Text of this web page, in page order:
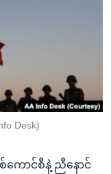
Desk)
ကောင်စီနဲ့ ညီနောင်